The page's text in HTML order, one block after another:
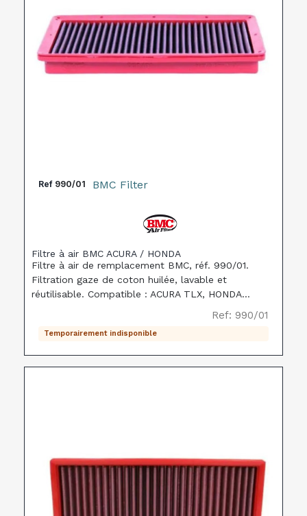
Ref 990/01 BMC Filter
Filtre à air BMC ACURA / HONDA
Filtre à air de remplacement BMC, réf. 990/01.
Filtration gaze de coton huilée, lavable et
réutilisable. Compatible : ACURA TLX, HONDA
Ref: 990/01
Temporairement indisponible